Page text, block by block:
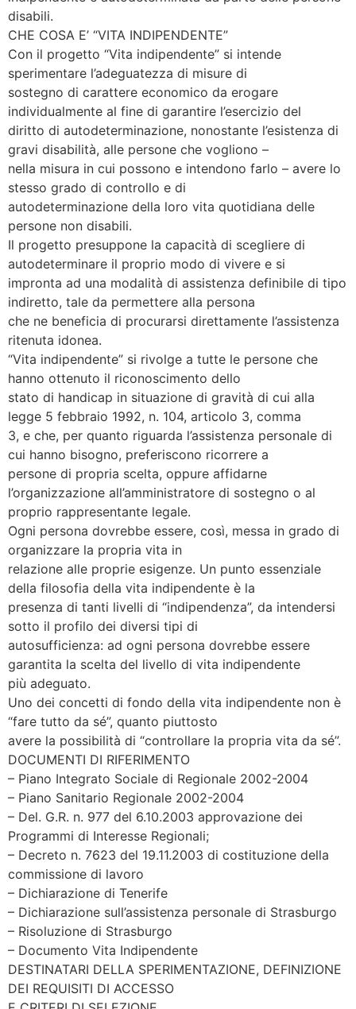
disabili.
CHE COSA E’ “VITA INDIPENDENTE”
Con il progetto “Vita indipendente” si intende
sperimentare l’adeguatezza di misure di
sostegno di carattere economico da erogare
individualmente al fine di garantire l’esercizio del
diritto di autodeterminazione, nonostante l’esistenza di
gravi disabilità, alle persone che vogliono –
nella misura in cui possono e intendono farlo – avere lo
stesso grado di controllo e di
autodeterminazione della loro vita quotidiana delle
persone non disabili.
Il progetto presuppone la capacità di scegliere di
autodeterminare il proprio modo di vivere e si
impronta ad una modalità di assistenza definibile di tipo
indiretto, tale da permettere alla persona
che ne beneficia di procurarsi direttamente l’assistenza
ritenuta idonea.
“Vita indipendente” si rivolge a tutte le persone che
hanno ottenuto il riconoscimento dello
stato di handicap in situazione di gravità di cui alla
legge 5 febbraio 1992, n. 104, articolo 3, comma
3, e che, per quanto riguarda l’assistenza personale di
cui hanno bisogno, preferiscono ricorrere a
persone di propria scelta, oppure affidarne
l’organizzazione all’amministratore di sostegno o al
proprio rappresentante legale.
Ogni persona dovrebbe essere, così, messa in grado di
organizzare la propria vita in
relazione alle proprie esigenze. Un punto essenziale
della filosofia della vita indipendente è la
presenza di tanti livelli di “indipendenza”, da intendersi
sotto il profilo dei diversi tipi di
autosufficienza: ad ogni persona dovrebbe essere
garantita la scelta del livello di vita indipendente
più adeguato.
Uno dei concetti di fondo della vita indipendente non è
“fare tutto da sé”, quanto piuttosto
avere la possibilità di “controllare la propria vita da sé”.
DOCUMENTI DI RIFERIMENTO
– Piano Integrato Sociale di Regionale 2002-2004
– Piano Sanitario Regionale 2002-2004
– Del. G.R. n. 977 del 6.10.2003 approvazione dei
Programmi di Interesse Regionali;
– Decreto n. 7623 del 19.11.2003 di costituzione della
commissione di lavoro
– Dichiarazione di Tenerife
– Dichiarazione sull’assistenza personale di Strasburgo
– Risoluzione di Strasburgo
– Documento Vita Indipendente
DESTINATARI DELLA SPERIMENTAZIONE, DEFINIZIONE
DEI REQUISITI DI ACCESSO